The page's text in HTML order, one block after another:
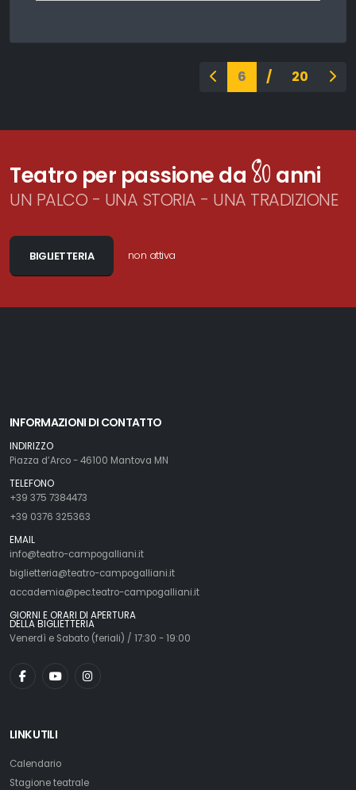
Pagina precedente
6 / 20
Pagina 6 di 20
Teatro per passione da80 anni
UN PALCO - UNA STORIA - UNA TRADIZIONE
BIGLIETTERIA non attiva
INFORMAZIONI DI CONTATTO
INDIRIZZO
Piazza d’Arco - 46100 Mantova MN
TELEFONO
+39 375 7384473
+39 0376 325363
EMAIL
info@teatro-campogalliani.it
biglietteria@teatro-campogalliani.it
accademia@pec.teatro-campogalliani.it
GIORNI E ORARI DI APERTURA
DELLA BIGLIETTERIA
Venerdì e Sabato (feriali) / 17:30 - 19:00
LINK UTILI
Calendario
Stagione teatrale